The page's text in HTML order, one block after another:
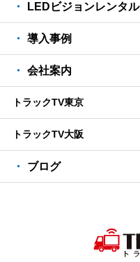
LEDビジョンレンタル
導入事例
会社案内
トラックTV東京
トラックTV大阪
ブログ